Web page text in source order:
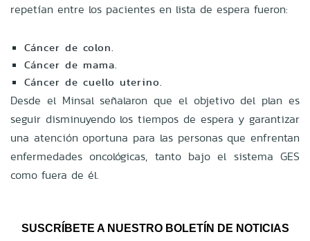
repetían entre los pacientes en lista de espera fueron:
Cáncer de colon.
Cáncer de mama.
Cáncer de cuello uterino.
Desde el Minsal señalaron que el objetivo del plan es
seguir disminuyendo los tiempos de espera y garantizar
una atención oportuna para las personas que enfrentan
enfermedades oncológicas, tanto bajo el sistema GES
como fuera de él.
SUSCRÍBETE A NUESTRO BOLETÍN DE NOTICIAS